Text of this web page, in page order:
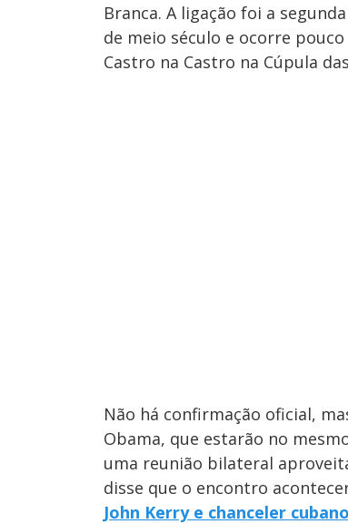
Branca. A ligação foi a
de meio século e ocorre
Castro na Castro na Cúpula
Não há confirmação oficial,
Obama, que estarão no
uma reunião bilateral
disse que o encontro
John Kerry e chanceler